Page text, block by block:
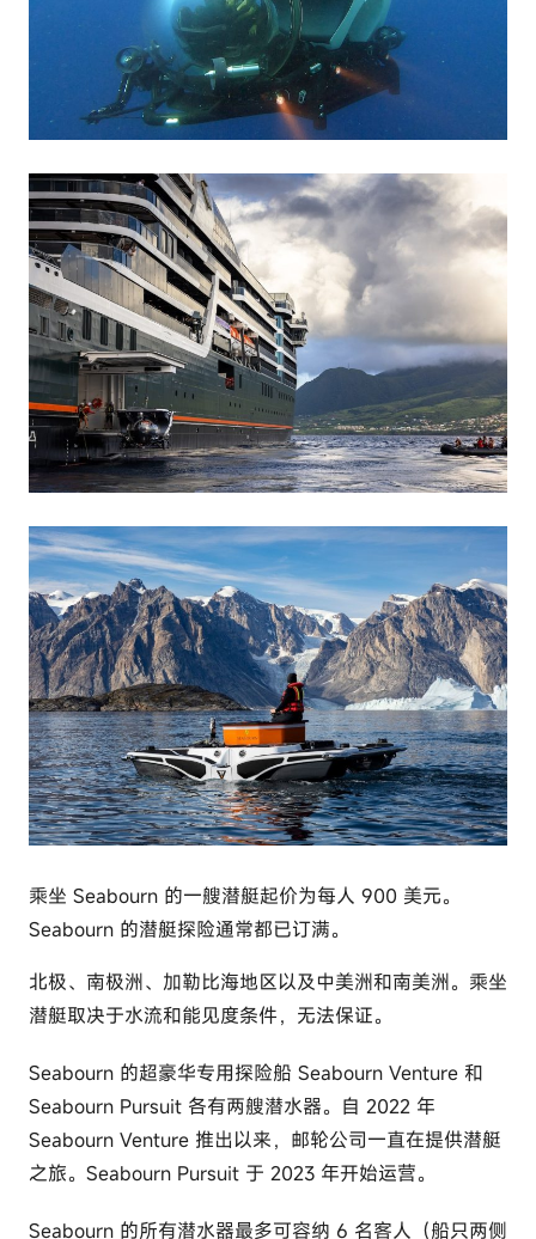
乘坐 Seabourn 的一艘潜艇起价为每人 900 美元。
Seabourn 的潜艇探险通常都已订满。
北极、南极洲、加勒比海地区以及中美洲和南美洲。乘坐
潜艇取决于水流和能见度条件，无法保证。
Seabourn 的超豪华专用探险船 Seabourn Venture 和
Seabourn Pursuit 各有两艘潜水器。自 2022 年
Seabourn Venture 推出以来，邮轮公司一直在提供潜艇
之旅。Seabourn Pursuit 于 2023 年开始运营。
Seabourn 的所有潜水器最多可容纳 6 名客人（船只两侧